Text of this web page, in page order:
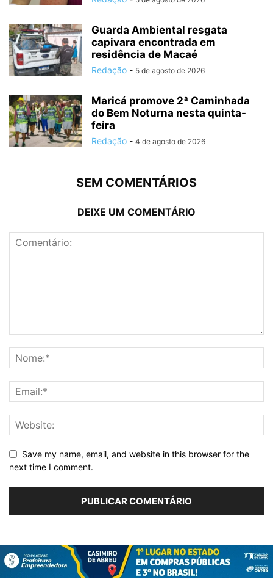
Guarda Ambiental resgata
capivara encontrada em
residência de Macaé
Redação - 5 de agosto de 2026
Maricá promove 2ª Caminhada
do Bem Noturna nesta quinta-
feira
Redação - 4 de agosto de 2026
SEM COMENTÁRIOS
DEIXE UM COMENTÁRIO
Save my name, email, and website in this browser for the
next time I comment.